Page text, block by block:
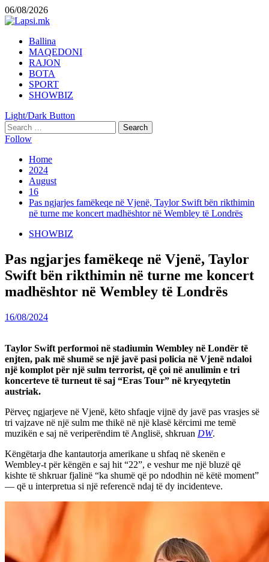
Skip
to
06/08/2026
Primary
Menu
Ballina
MAQEDONI
RAJON
BOTA
SPORT
SHOWBIZ
Light/Dark Button
Search
for:
Follow
Home
2024
August
16
Pas ngjarjes famëkeqe në Vjenë, Taylor Swift bën rikthimin
në turne me koncert madhështor në Wembley të Londrës
SHOWBIZ
Pas ngjarjes famëkeqe në Vjenë, Taylor
Swift bën rikthimin në turne me koncert
madhështor në Wembley të Londrës
16/08/2024
Taylor Swift performoi në stadiumin Wembley në Londër të
enjten, pak më shumë se një javë pasi policia në Vjenë ndaloi
një komplot për një sulm terrorist, që çoi në anulimin e tri
koncerteve të turneut të saj “Eras Tour” në kryeqytetin
austriak.
Përveç ngjarjeve në Vjenë, këto shfaqje vijnë dy javë pas vrasjes së
tri vajzave në një sulm me thikë në një klasë kërcimi me temë
muzikën e saj në veriperëndim të Anglisë, shkruan DW.
Këngëtarja dhe kantautorja amerikane u shfaq në skenën e
Wembley-t për këngën e saj hit “22”, e veshur me një bluzë që
kishte të shkruar fjalinë “ka shumë që po ndodhin në këtë moment”
— që u interpretua si një referencë ndaj të dy incidenteve.